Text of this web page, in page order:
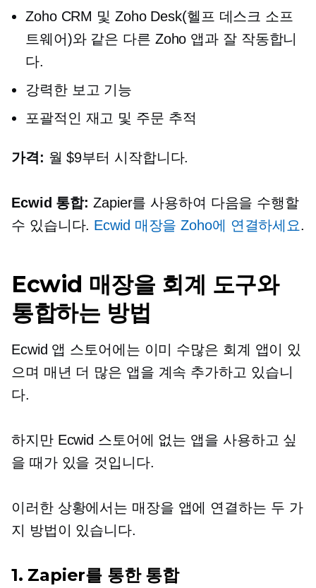
Zoho CRM 및 Zoho Desk(헬프 데스크 소프
트웨어)와 같은 다른 Zoho 앱과 잘 작동합니
다.
강력한 보고 기능
포괄적인 재고 및 주문 추적
가격: 월 $9부터 시작합니다.
Ecwid 통합: Zapier를 사용하여 다음을 수행할
수 있습니다. Ecwid 매장을 Zoho에 연결하세요.
Ecwid 매장을 회계 도구와
통합하는 방법
Ecwid 앱 스토어에는 이미 수많은 회계 앱이 있
으며 매년 더 많은 앱을 계속 추가하고 있습니
다.
하지만 Ecwid 스토어에 없는 앱을 사용하고 싶
을 때가 있을 것입니다.
이러한 상황에서는 매장을 앱에 연결하는 두 가
지 방법이 있습니다.
1. Zapier를 통한 통합